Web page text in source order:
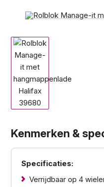
Kenmerken &
Specificaties:
Verrijdbaar op 4